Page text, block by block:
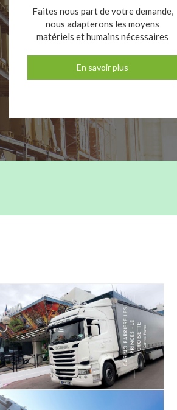
Faites nous part de votre demande,
nous adapterons les moyens
matériels et humains nécessaires
En savoir plus